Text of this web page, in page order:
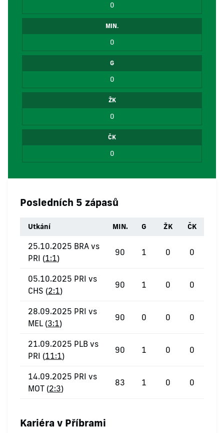
0
MIN.
0
G
0
ŽK
0
ČK
0
Posledních 5 zápasů
Utkání MIN. G ŽK ČK
25.10.2025 BRA vs
PRI (1:1)
90 1 0 0
05.10.2025 PRI vs
CHS (2:1)
90 1 0 0
28.09.2025 PRI vs
MEL (3:1)
90 0 0 0
21.09.2025 PLB vs
PRI (11:1)
90 1 0 0
14.09.2025 PRI vs
MOT (2:3)
83 1 0 0
Kariéra v Příbrami